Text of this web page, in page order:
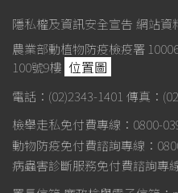
隱私權及資訊安全宣告 網站資
農業部動植物防疫檢疫署
100號9樓 位置圖
電話：(02)2343-1401 傳真：
檢舉走私免付費專線：0800-
動物防疫免付費諮詢專線：
病蟲害診斷服務免付費諮詢專